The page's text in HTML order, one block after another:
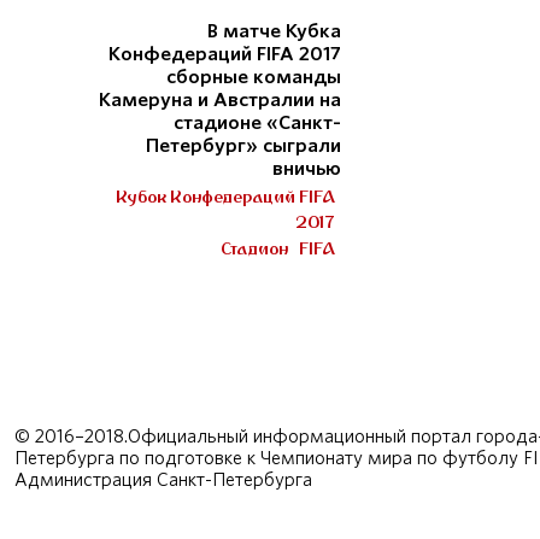
В матче Кубка
Конфедераций FIFA 2017
сборные команды
Камеруна и Австралии на
стадионе «Санкт-
Петербург» сыграли
вничью
Кубок Конфедераций FIFA
2017
Стадион FIFA
© 2016–2018.Официальный информационный портал
Петербурга по подготовке к Чемпионату мира по футболу
Администрация Санкт-Петербурга